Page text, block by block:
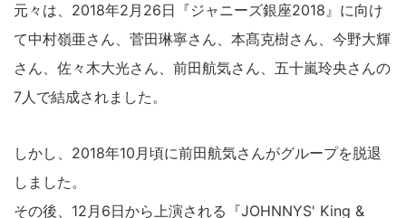
元々は、2018年2月26日『ジャニーズ銀座2018』に向け
て中村嶺亜さん、菅田琳寧さん、本髙克樹さん、今野大輝
さん、佐々木大光さん、前田航気さん、五十嵐玲央さんの
7人で結成されました。
しかし、2018年10月頃に前田航気さんがグループを脱退
しました。
その後、12月6日から上演される『JOHNNYS' King &